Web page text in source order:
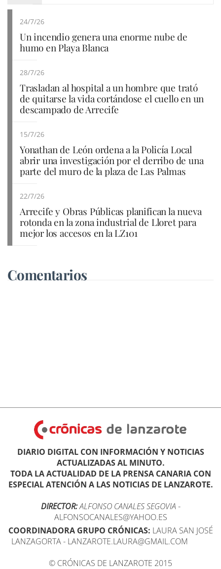
24/7/26
Un incendio genera una enorme nube de
humo en Playa Blanca
28/7/26
Trasladan al hospital a un hombre que trató
de quitarse la vida cortándose el cuello en un
descampado de Arrecife
15/7/26
Yonathan de León ordena a la Policía Local
abrir una investigación por el derribo de una
parte del muro de la plaza de Las Palmas
22/7/26
Arrecife y Obras Públicas planifican la nueva
rotonda en la zona industrial de Lloret para
mejor los accesos en la LZ101
Comentarios
DIARIO DIGITAL CON INFORMACIÓN Y NOTICIAS
ACTUALIZADAS AL MINUTO.
TODA LA ACTUALIDAD DE LA PRENSA CANARIA CON
ESPECIAL ATENCIÓN A LAS NOTICIAS DE LANZAROTE.
DIRECTOR:ALFONSO CANALES SEGOVIA -
ALFONSOCANALES@YAHOO.ES
COORDINADORA GRUPO CRÓNICAS: LAURA SAN JOSÉ
LANZAGORTA - LANZAROTE.LAURA@GMAIL.COM
© CRÓNICAS DE LANZAROTE 2015